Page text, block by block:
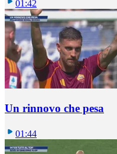
01:42
Un rinnovo che pesa
01:44